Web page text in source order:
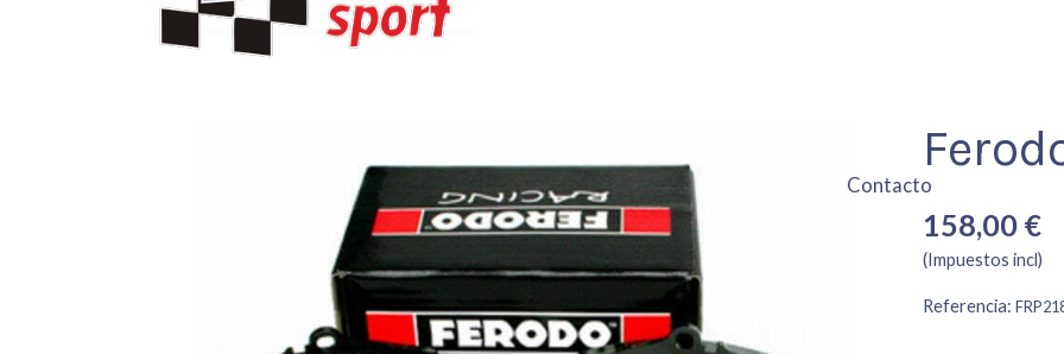
Contacto
Productos Ferodo Racing Frp218h
158,00 €
(Impuestos incl)
Referencia: